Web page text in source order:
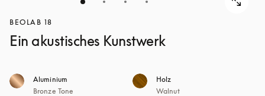
BEOLAB 18
Ein akustisches Kunstwerk
Aluminium
Bronze Tone
Holz
Walnut